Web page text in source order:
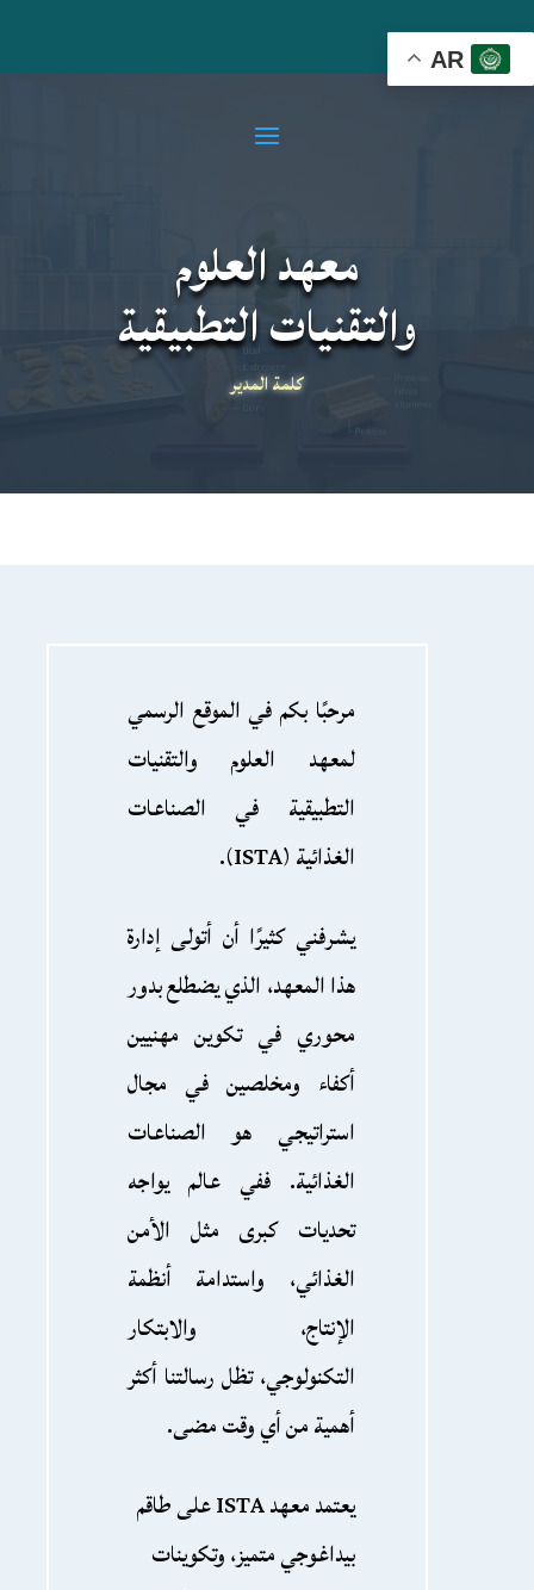
AR
معهد العلوم
والتقنيات التطبيقية
كلمة المدير
مرحبًا بكم في الموقع الرسمي
لمعهد العلوم والتقنيات
التطبيقية في الصناعات
الغذائية (ISTA).
يشرفني كثيرًا أن أتولى إدارة
هذا المعهد، الذي يضطلع بدور
محوري في تكوين مهنيين
أكفاء ومخلصين في مجال
استراتيجي هو الصناعات
الغذائية. ففي عالم يواجه
تحديات كبرى مثل الأمن
الغذائي، واستدامة أنظمة
الإنتاج، والابتكار
التكنولوجي، تظل رسالتنا أكثر
أهمية من أي وقت مضى.
يعتمد معهد ISTA على طاقم
بيداغوجي متميز، وتكوينات